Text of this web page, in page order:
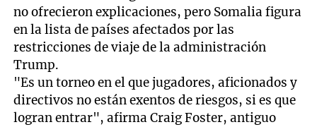
no ofrecieron explicaciones, pero Somalia figura
en la lista de países afectados por las
restricciones de viaje de la administración
Trump.
"Es un torneo en el que jugadores, aficionados y
directivos no están exentos de riesgos, si es que
logran entrar", afirma Craig Foster, antiguo